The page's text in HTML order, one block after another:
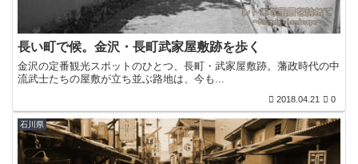
長い町で候。金沢・長町武家屋敷跡を歩く
金沢の定番観光スポットのひとつ、長町・武家屋敷跡。藩政時代の中
流武士たちの屋敷が立ち並ぶ路地は、今も...
2018.04.21 0
石川県